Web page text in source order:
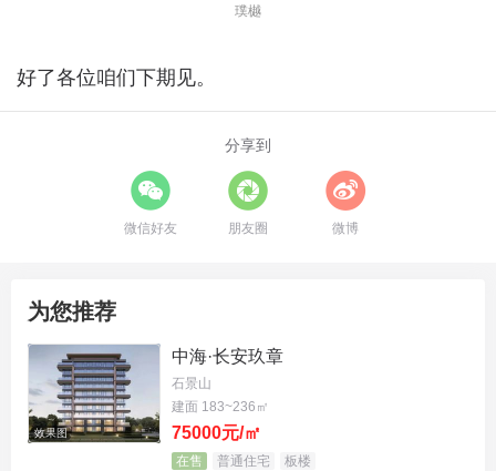
璞樾
好了各位咱们下期见。
分享到
微信好友 朋友圈 微博
为您推荐
效果图
中海·长安玖章
石景山
建面 183~236㎡
75000元/㎡
在售 普通住宅 板楼